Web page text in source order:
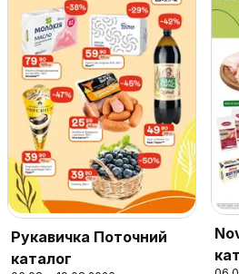
Рукавичка Поточний
каталог